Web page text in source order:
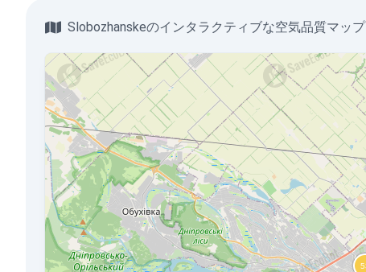
Slobozhanskeのインタラクティブな空気品質マップ